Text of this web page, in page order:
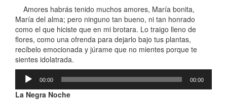
Amores habrás tenido muchos amores, María bonita,
María del alma; pero ninguno tan bueno, ni tan honrado
como el que hiciste que en mi brotara. Lo traigo lleno de
flores, como una ofrenda para dejarlo bajo tus plantas,
recíbelo emocionada y júrame que no mientes porque te
sientes idolatrada.
Reproductor
audio
00:00 00:00
La Negra Noche